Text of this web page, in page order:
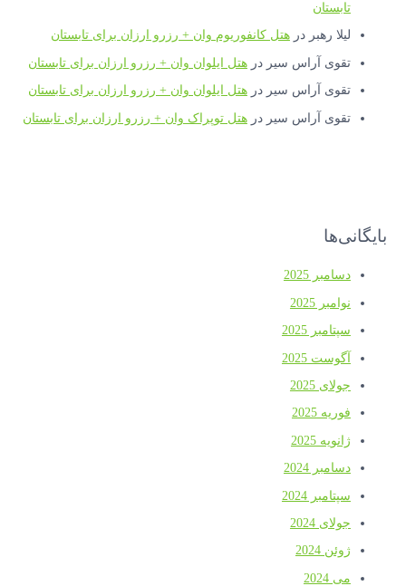
تابستان
لیلا رهبر درهتل کانفوریوم وان + رزرو ارزان برای تابستان
تقوی آراس سیر درهتل ایلوان وان + رزرو ارزان برای تابستان
تقوی آراس سیر درهتل ایلوان وان + رزرو ارزان برای تابستان
تقوی آراس سیر درهتل توپراک وان + رزرو ارزان برای تابستان
بایگانی‌ها
دسامبر 2025
نوامبر 2025
سپتامبر 2025
آگوست 2025
جولای 2025
فوریه 2025
ژانویه 2025
دسامبر 2024
سپتامبر 2024
جولای 2024
ژوئن 2024
می 2024